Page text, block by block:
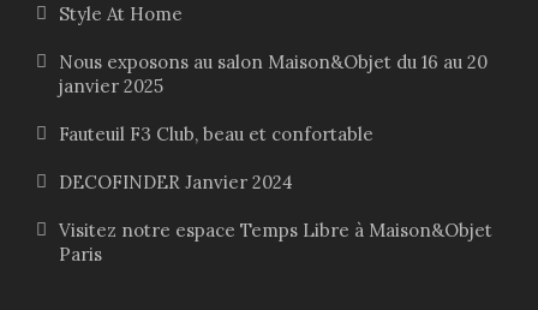
Style At Home
Nous exposons au salon Maison&Objet du 16 au 20
janvier 2025
Fauteuil F3 Club, beau et confortable
DECOFINDER Janvier 2024
Visitez notre espace Temps Libre à Maison&Objet
Paris